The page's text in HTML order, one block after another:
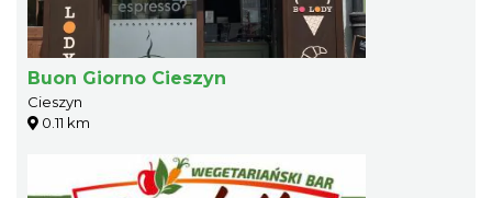
Buon Giorno Cieszyn
Cieszyn
0.11 km